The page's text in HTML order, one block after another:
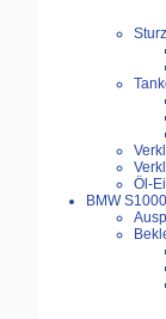
Öl-
BMW